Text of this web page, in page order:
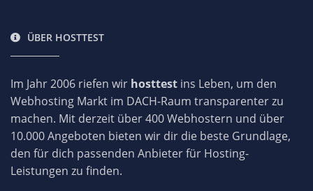
ÜBER HOSTTEST
Im Jahr 2006 riefen wir hosttest ins Leben, um den
Webhosting Markt im DACH-Raum transparenter zu
machen. Mit derzeit über 400 Webhostern und über
10.000 Angeboten bieten wir dir die beste Grundlage,
den für dich passenden Anbieter für Hosting-
Leistungen zu finden.